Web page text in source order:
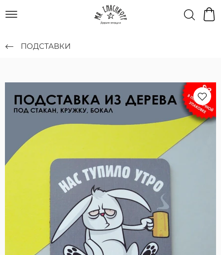
ПОДСТАВКИ